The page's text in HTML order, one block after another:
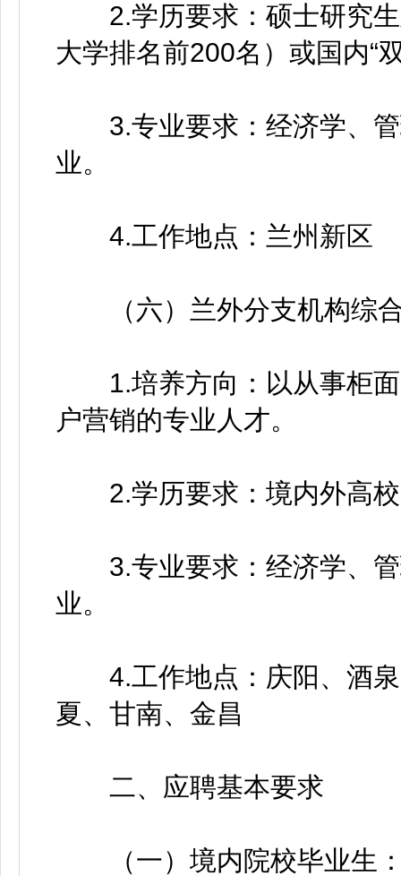
2.学历要求：硕士研究生
大学排名前200名）或国内“
3.专业要求：经济学、管
业。
4.工作地点：兰州新区
（六）兰外分支机构综
1.培养方向：以从事柜面
户营销的专业人才。
2.学历要求：境内外高校
3.专业要求：经济学、管
业。
4.工作地点：庆阳、酒泉
夏、甘南、金昌
二、应聘基本要求
（一）境内院校毕业生：